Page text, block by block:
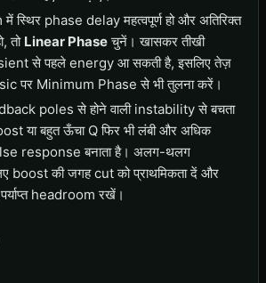
स्थिर phase delay महत्वपूर्ण हो और अतिरिक्त
तो Linear Phaseचुनें। खासकर तीखी
से पहले energy आ सकती है, इसलिए तेज़
पर Minimum Phase से भी तुलना करें।
poles से होने वाली instability से बचता
या बहुत ऊँचा Q फिर भी लंबी और अधिक
response बनाता है। अलग-थलग
boost की जगह cut को प्राथमिकता दें और
headroom रखें।